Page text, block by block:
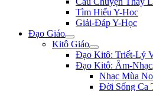
Tìm Hiểu Y-Hoc
Giải-Đáp Y-Học
Đạo Giáo
Kitô Giáo
Đạo Kitô: Triết-Lý
Đạo Kitô: Âm-Nhạc
Nhạc Mùa
Đời Sống Ca